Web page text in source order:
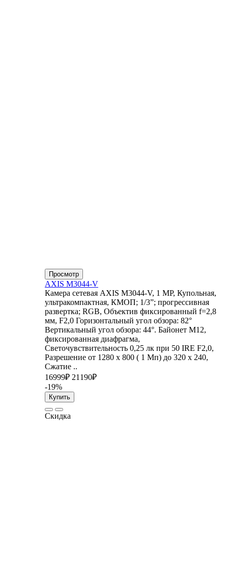
Просмотр
AXIS M3044-V
Камера сетевая AXIS M3044-V, 1 MP, Купольная,
ультракомпактная, КМОП; 1/3”; прогрессивная
развертка; RGB, Объектив фиксированный f=2,8
мм, F2,0 Горизонтальный угол обзора: 82°
Вертикальный угол обзора: 44°. Байонет М12,
фиксированная диафрагма,
Светочувствительность 0,25 лк при 50 IRE F2,0,
Разрешение от 1280 x 800 ( 1 Мп) до 320 x 240,
Сжатие ..
16999₽ 21190₽
-19%
Купить
Скидка